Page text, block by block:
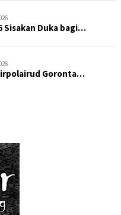
Sisakan Duka bagi…
Goronta…